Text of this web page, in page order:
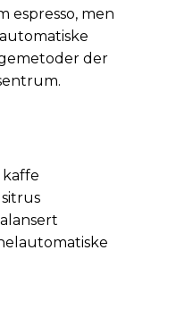
espresso, men
der